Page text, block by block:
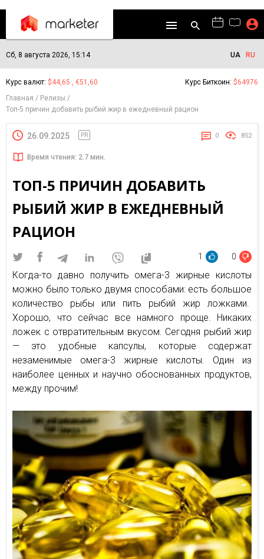
Сб, 8 августа 2026, 15:14 UA RU
Курс валют: $44,65 , €51,60 Курс Биткоин: $64976
Главная
Релизы
Топ-5 причин добавить рыбий жир в ежедневный рацион
26.09.2025 PR 0 852
Время чтения: 2.7 мин.
ТОП-5 ПРИЧИН ДОБАВИТЬ
РЫБИЙ ЖИР В ЕЖЕДНЕВНЫЙ
РАЦИОН
1 0
Когда-то давно получить омега-3 жирные кислоты
можно было только двумя способами: есть большое
количество рыбы или пить рыбий жир ложками.
Хорошо, что сейчас все намного проще. Никаких
ложек с отвратительным вкусом. Сегодня рыбий жир
— это удобные капсулы, которые содержат
незаменимые омега-3 жирные кислоты. Один из
наиболее ценных и научно обоснованных продуктов,
между прочим!